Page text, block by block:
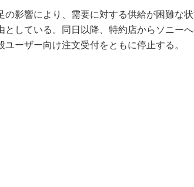
の影響により、需要に対する供給が困難な
としている。同日以降、特約店からソニー
ーザー向け注文受付をともに停止する。